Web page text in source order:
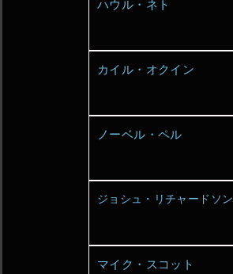
ハウル・ネト
カイル・オクイン
ノーベル・ペル
ジョシュ・リチャードソン
マイク・スコット